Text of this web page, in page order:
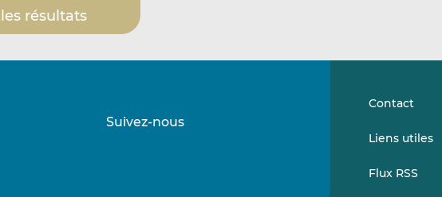
Suivez-nous
Contact
Liens utiles
Flux RSS